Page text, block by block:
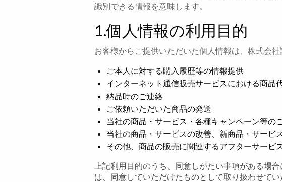
識別できる情報を意味します。
1.個人情報の利用目的
お客様からご提供いただいた個人情報は、株式会
ご本人に対する購入履歴等の情報提供
インターネット通信販売サービスにおける商品
納品時のご連絡
ご依頼いただいた商品の発送
当社の商品・サービス・各種キャンペーン等の
当社の商品・サービスの改善、新商品・サービ
その他、商品の販売に関連するアフターサービ
上記利用目的のうち、同意しがたい事項がある場
は、同意していただけたものとして取り扱わせて